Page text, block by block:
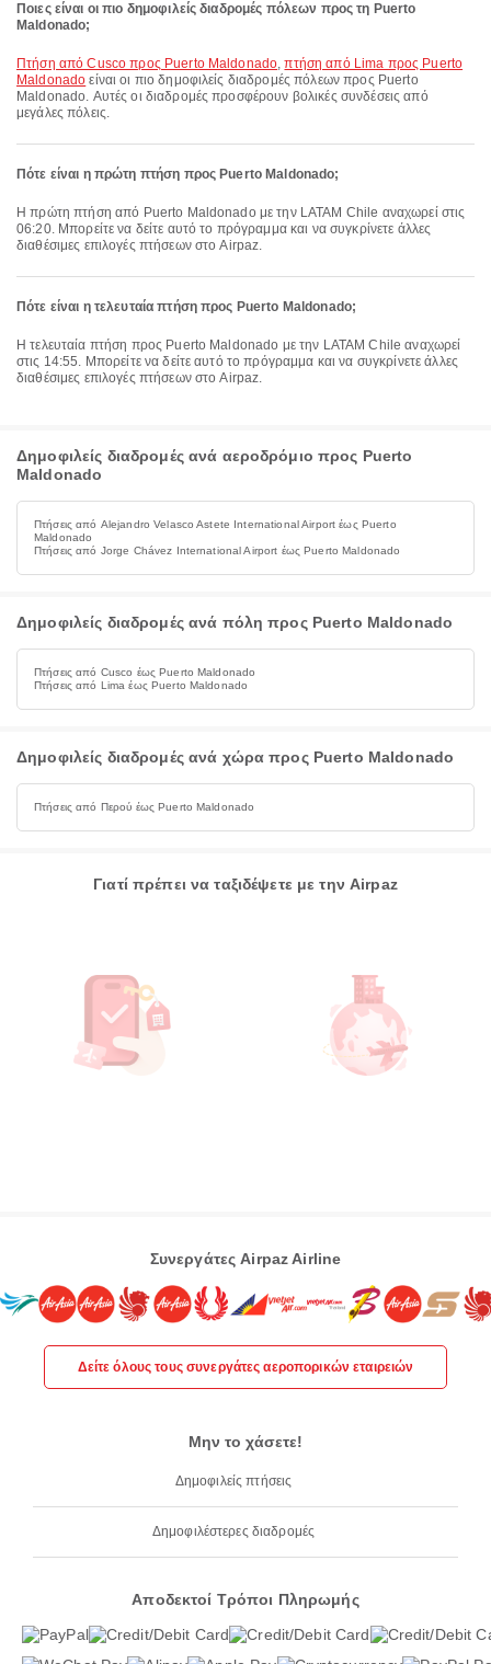
Ποιες είναι οι πιο δημοφιλείς διαδρομές πόλεων προς τη Puerto
Maldonado;
πτήση από Cusco προς Puerto Maldonado,πτήση από Lima προς Puerto
Maldonado είναι οι πιο δημοφιλείς διαδρομές πόλεων προς Puerto
Maldonado. Αυτές οι διαδρομές προσφέρουν βολικές συνδέσεις από
μεγάλες πόλεις.
Πότε είναι η πρώτη πτήση προς Puerto Maldonado;
Η πρώτη πτήση από Puerto Maldonado με την LATAM Chile αναχωρεί στις
06:20. Μπορείτε να δείτε αυτό το πρόγραμμα και να συγκρίνετε άλλες
διαθέσιμες επιλογές πτήσεων στο Airpaz.
Πότε είναι η τελευταία πτήση προς Puerto Maldonado;
Η τελευταία πτήση προς Puerto Maldonado με την LATAM Chile αναχωρεί
στις 14:55. Μπορείτε να δείτε αυτό το πρόγραμμα και να συγκρίνετε άλλες
διαθέσιμες επιλογές πτήσεων στο Airpaz.
Δημοφιλείς διαδρομές ανά αεροδρόμιο προς Puerto
Maldonado
Πτήσεις από Alejandro Velasco Astete International Airport έως Puerto
Maldonado
Πτήσεις από Jorge Chávez International Airport έως Puerto Maldonado
Δημοφιλείς διαδρομές ανά πόλη προς Puerto Maldonado
Πτήσεις από Cusco έως Puerto Maldonado
Πτήσεις από Lima έως Puerto Maldonado
Δημοφιλείς διαδρομές ανά χώρα προς Puerto Maldonado
Πτήσεις από Περού έως Puerto Maldonado
Γιατί πρέπει να ταξιδέψετε με την Airpaz
Συνεργάτες Airpaz Airline
Δείτε όλους τους συνεργάτες αεροπορικών εταιρειών
Μην το χάσετε!
Δημοφιλείς πτήσεις
Δημοφιλέστερες διαδρομές
Αποδεκτοί Τρόποι Πληρωμής